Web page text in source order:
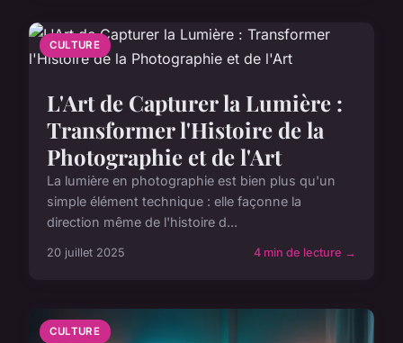
CULTURE
L'Art de Capturer la Lumière :
Transformer l'Histoire de la
Photographie et de l'Art
La lumière en photographie est bien plus qu'un
simple élément technique : elle façonne la
direction même de l'histoire d...
20 juillet 2025 4 min de lecture →
CULTURE